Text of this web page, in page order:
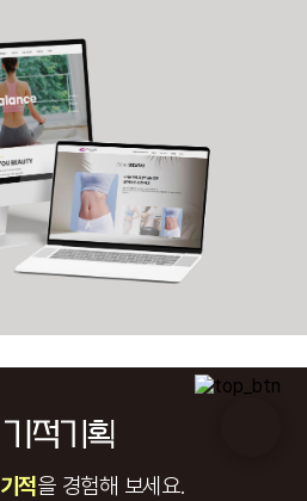
기적을 경험해 보세요.